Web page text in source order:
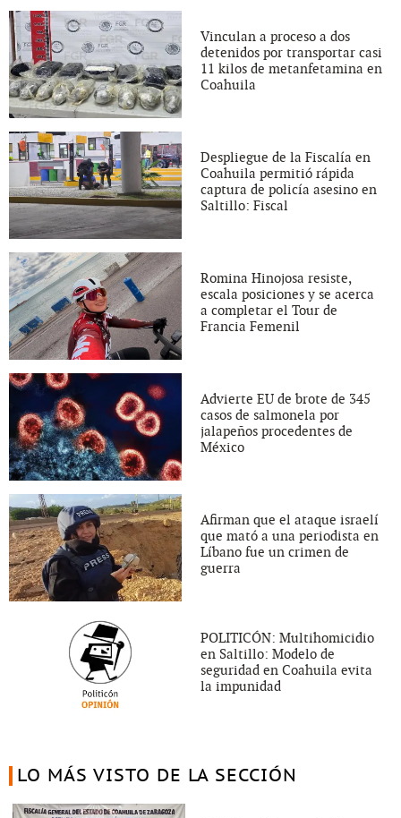
Vinculan a proceso a dos
detenidos por transportar casi
11 kilos de metanfetamina en
Coahuila
Despliegue de la Fiscalía en
Coahuila permitió rápida
captura de policía asesino en
Saltillo: Fiscal
Romina Hinojosa resiste,
escala posiciones y se acerca
a completar el Tour de
Francia Femenil
Advierte EU de brote de 345
casos de salmonela por
jalapeños procedentes de
México
Afirman que el ataque israelí
que mató a una periodista en
Líbano fue un crimen de
guerra
POLITICÓN: Multihomicidio
en Saltillo: Modelo de
seguridad en Coahuila evita
la impunidad
LO MÁS VISTO DE LA SECCIÓN